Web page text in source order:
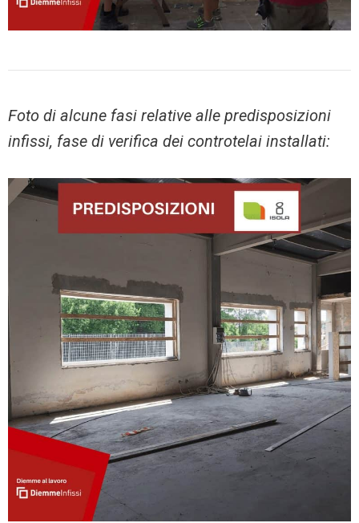
Foto di alcune fasi relative alle predisposizioni
infissi, fase di verifica dei controtelai installati: